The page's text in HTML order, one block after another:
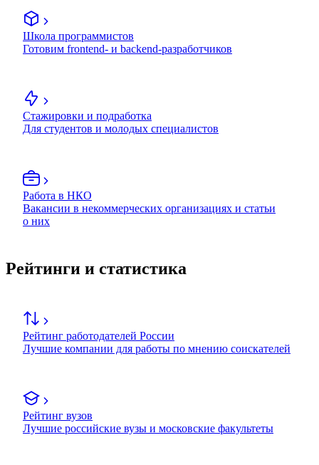
Школа программистов
Готовим frontend- и backend-разработчиков
Стажировки и подработка
Для студентов и молодых специалистов
Работа в НКО
Вакансии в некоммерческих организациях и статьи
о них
Рейтинги и статистика
Рейтинг работодателей России
Лучшие компании для работы по мнению соискателей
Рейтинг вузов
Лучшие российские вузы и московские факультеты